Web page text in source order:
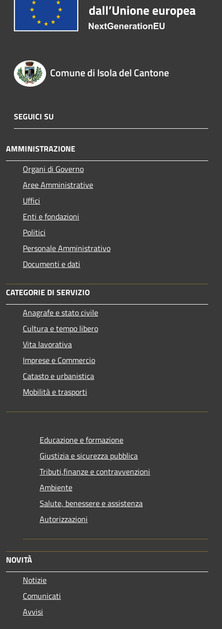
Comune di Isola del Cantone
SEGUICI SU
AMMINISTRAZIONE
Organi di Governo
Aree Amministrative
Uffici
Enti e fondazioni
Politici
Personale Amministrativo
Documenti e dati
CATEGORIE DI SERVIZIO
Anagrafe e stato civile
Cultura e tempo libero
Vita lavorativa
Imprese e Commercio
Catasto e urbanistica
Mobilità e trasporti
Educazione e formazione
Giustizia e sicurezza pubblica
Tributi,finanze e contravvenzioni
Ambiente
Salute, benessere e assistenza
Autorizzazioni
NOVITÀ
Notizie
Comunicati
Avvisi